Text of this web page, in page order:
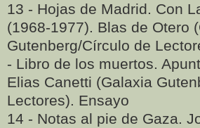
13 - Hojas de Madrid. Con
(1968-1977). Blas de Otero
Gutenberg/Círculo de
- Libro de los muertos.
Elias Canetti (Galaxia
Lectores). Ensayo
14 - Notas al pie de Gaza.